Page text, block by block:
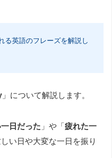
る英語のフレーズを解説し
」について解説します。
日だった 」や「 疲れた一
い日や大変な一日を振り